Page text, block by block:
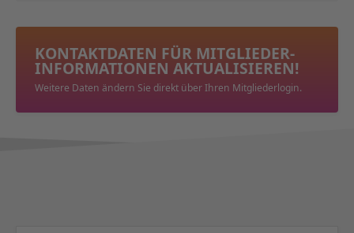
KONTAKTDATEN FÜR MITGLIEDER­
INFORMATIONEN AKTUALISIEREN!
Weitere Daten ändern Sie direkt über Ihren Mitgliederlogin.